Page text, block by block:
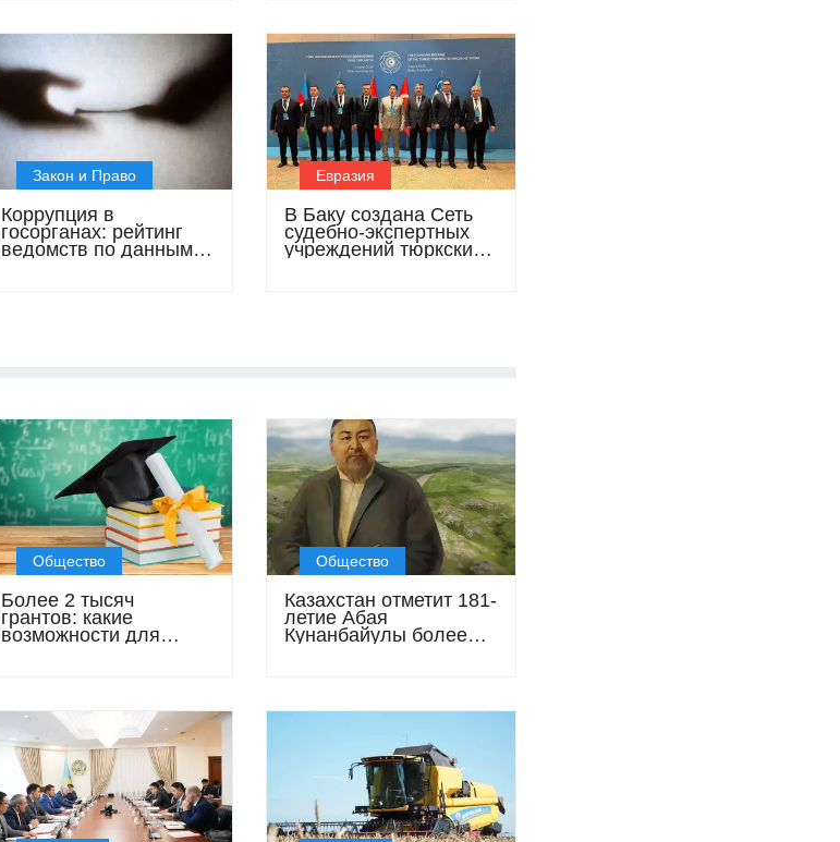
Закон и Право
Коррупция в
госорганах: рейтинг
ведомств по данным
Евразия
В Баку создана Сеть
судебно-экспертных
учреждений тюркских
Общество
Более 2 тысяч
грантов: какие
возможности для
Общество
Казахстан отметит 181-
летие Абая
Кунанбайулы более